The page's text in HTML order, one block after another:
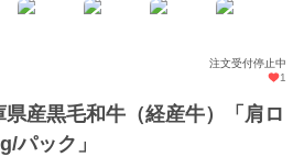
注文受付停止中
1
県産黒毛和牛（経産牛）「肩ロ
パック」